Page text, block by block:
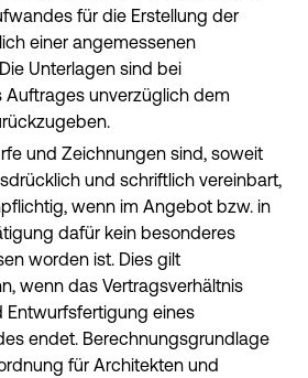
für die Erstellung der
einer angemessenen
Unterlagen sind bei
Auftrages unverzüglich dem
und Zeichnungen sind, soweit
und schriftlich vereinbart,
wenn im Angebot bzw. in
dafür kein besonderes
worden ist. Dies gilt
wenn das Vertragsverhältnis
Entwurfsfertigung eines
endet. Berechnungsgrundlage
für Architekten und